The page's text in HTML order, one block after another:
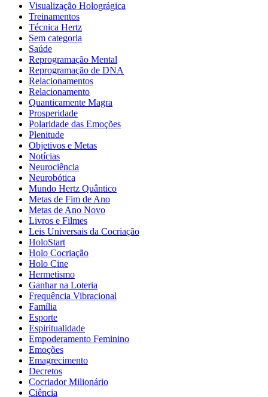
Visualização Holográgica
Treinamentos
Técnica Hertz
Sem categoria
Saúde
Reprogramação Mental
Reprogramação de DNA
Relacionamentos
Relacionamento
Quanticamente Magra
Prosperidade
Polaridade das Emoções
Plenitude
Objetivos e Metas
Notícias
Neurociência
Neurobótica
Mundo Hertz Quântico
Metas de Fim de Ano
Metas de Ano Novo
Livros e Filmes
Leis Universais da Cocriação
HoloStart
Holo Cocriação
Holo Cine
Hermetismo
Ganhar na Loteria
Frequência Vibracional
Família
Esporte
Espiritualidade
Empoderamento Feminino
Emoções
Emagrecimento
Decretos
Cocriador Milionário
Ciência